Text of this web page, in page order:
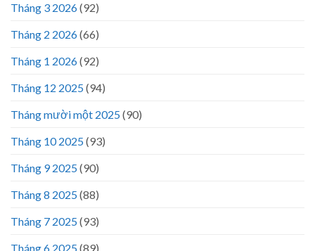
Tháng 3 2026(92)
Tháng 2 2026(66)
Tháng 1 2026(92)
Tháng 12 2025(94)
Tháng mười một 2025(90)
Tháng 10 2025(93)
Tháng 9 2025(90)
Tháng 8 2025(88)
Tháng 7 2025(93)
Tháng 6 2025(89)